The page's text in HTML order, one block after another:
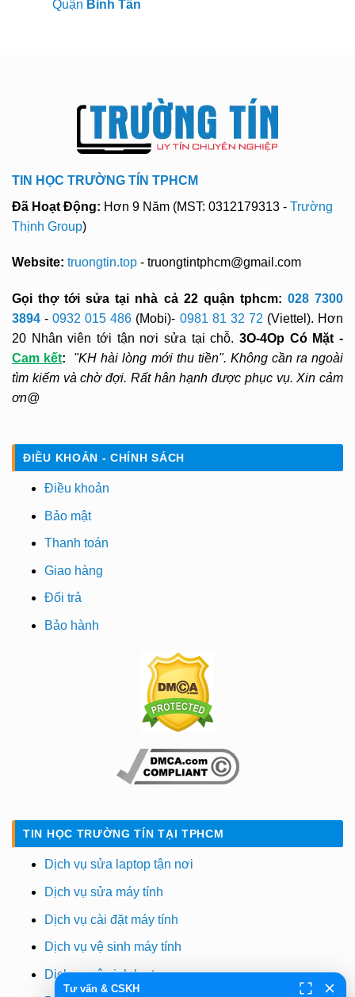
Quận Bình Tân
TIN HỌC TRƯỜNG TÍN TPHCM
Đã Hoạt Động: Hơn 9 Năm (MST: 0312179313 - Trường
Thịnh Group)
Website: truongtin.top - truongtintphcm@gmail.com
Gọi thợ tới sửa tại nhà cả 22 quận tphcm: 028 7300
3894-0932 015 486 (Mobi)- 0981 81 32 72 (Viettel). Hơn
20 Nhân viên tới tận nơi sửa tại chỗ. 3O-4Op Có Mặt -
Cam kết:
"KH hài lòng mới thu tiền". Không cần ra ngoài
tìm kiếm và chờ đợi. Rất hân hạnh được phục vụ. Xin cảm
ơn@
ĐIỀU KHOẢN - CHÍNH SÁCH
Điều khoản
Bảo mật
Thanh toán
Giao hàng
Đổi trả
Bảo hành
TIN HỌC TRƯỜNG TÍN TẠI TPHCM
Dịch vụ sửa laptop tận nơi
Dịch vụ sửa máy tính
Dịch vụ cài đặt máy tính
Dịch vụ vệ sinh máy tính
Dịch vụ vệ sinh laptop
Tư vấn & CSKH